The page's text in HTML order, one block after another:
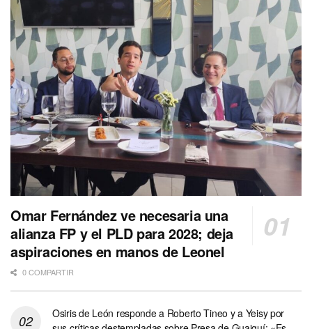
Omar Fernández ve necesaria una
alianza FP y el PLD para 2028; deja
aspiraciones en manos de Leonel
0 COMPARTIR
Osiris de León responde a Roberto Tineo y a Yeisy por